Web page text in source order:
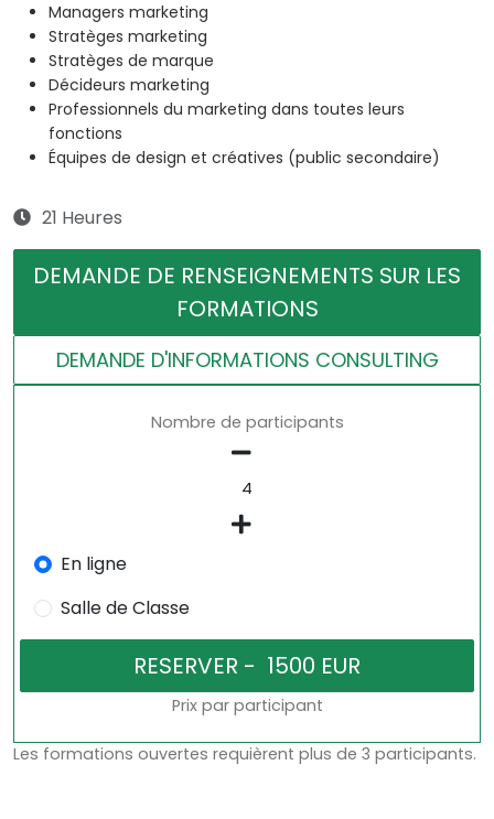
Managers marketing
Stratèges marketing
Stratèges de marque
Décideurs marketing
Professionnels du marketing dans toutes leurs
fonctions
Équipes de design et créatives (public secondaire)
21 Heures
DEMANDE DE RENSEIGNEMENTS SUR LES
FORMATIONS
DEMANDE D'INFORMATIONS CONSULTING
Nombre de participants
En ligne
Salle de Classe
Prix par participant
Les formations ouvertes requièrent plus de 3 participants.